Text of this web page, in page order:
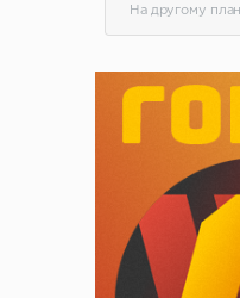
На другому